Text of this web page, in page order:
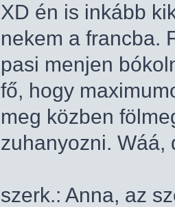
XD én is inkább
nekem a francba.
pasi menjen
fő, hogy
meg közben
zuhanyozni.
szerk.: Anna, az